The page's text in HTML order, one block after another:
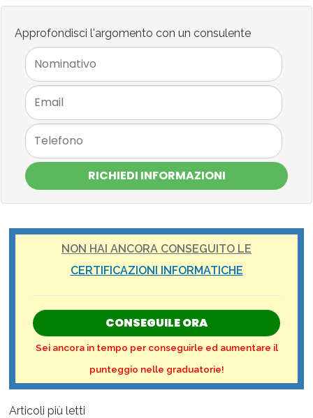
Approfondisci l'argomento con un consulente
RICHIEDI INFORMAZIONI
NON HAI ANCORA CONSEGUITO LE
CERTIFICAZIONI INFORMATICHE
CONSEGUILE ORA
Sei ancora in tempo per conseguirle ed aumentare il
punteggio nelle graduatorie!
Articoli più letti